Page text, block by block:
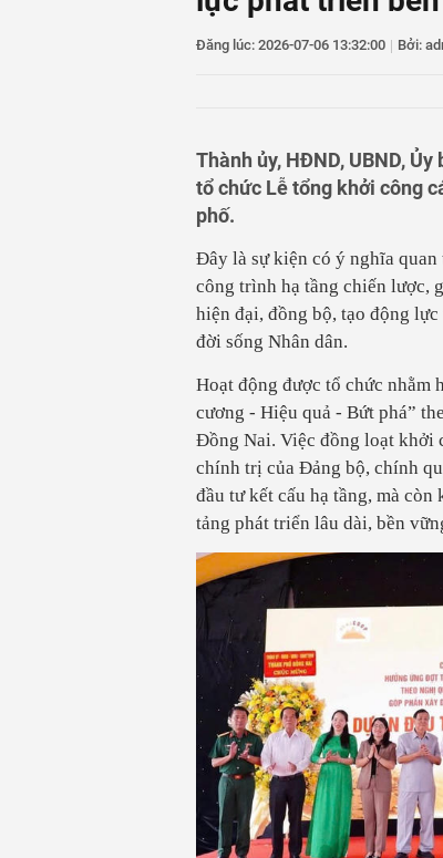
chính
Đăng lúc: 2026-07-06 13:32:00 | Bởi:
Thành ủy, HĐND, UBND,
tổ chức Lễ tổng khởi công
phố.
Đây là sự kiện có ý nghĩa
công trình hạ tầng chiến lược,
hiện đại, đồng bộ, tạo động
đời sống Nhân dân.
Hoạt động được tổ chức nhằm
cương - Hiệu quả - Bứt phá”
Đồng Nai. Việc đồng loạt khởi
chính trị của Đảng bộ, chính
đầu tư kết cấu hạ tầng, mà
tảng phát triển lâu dài, bền